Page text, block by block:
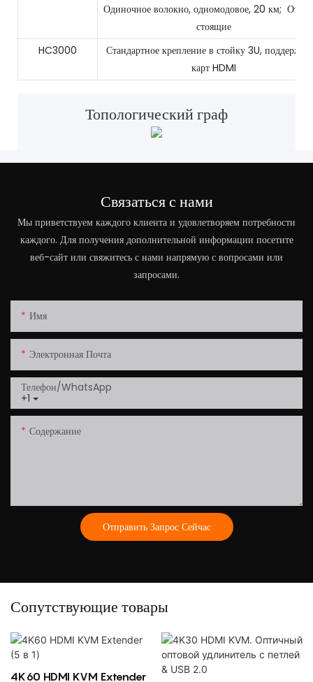
Одиночное волокно, одномодовое, 20 км;
стоящие
HC3000
Стандартное крепление в стойку 3U, поддержка
карт HDMI
Топологический граф
Связаться с нами
Мы приветствуем каждого клиента и удовлетворяем потребности
каждого. Для получения дополнительной информации посетите
веб-сайт или свяжитесь с нами напрямую с вопросами или
запросами.
Имя
Электронная Почта
+1
Телефон/WhatsApp
Содержание
Отправить Запрос Сейчас
Сопутствующие товары
4K60 HDMI KVM Extender